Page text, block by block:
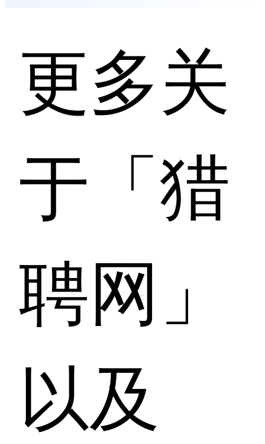
更多关
于「猎
聘网」
以及